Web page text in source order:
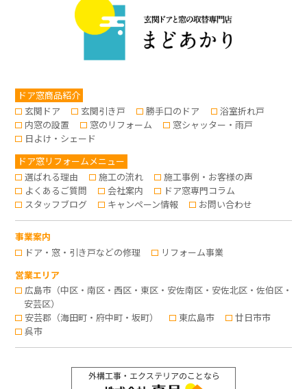
ドア窓商品紹介
玄関ドア
玄関引き戸 勝手口のドア
浴室折れ戸
内窓の設置
窓のリフォーム
窓シャッター・雨戸
日よけ・シェード
ドア窓リフォームメニュー
選ばれる理由
施工の流れ
施工事例・お客様の声
よくあるご質問
会社案内
ドア窓専門コラム
スタッフブログ
キャンペーン情報 お問い合わせ
事業案内
ドア・窓・引き戸などの修理
リフォーム事業
営業エリア
広島市（中区・南区・西区・東区・安佐南区・安佐北区・佐伯区・
安芸区）
安芸郡（海田町・府中町・坂町）
東広島市
廿日市市
呉市